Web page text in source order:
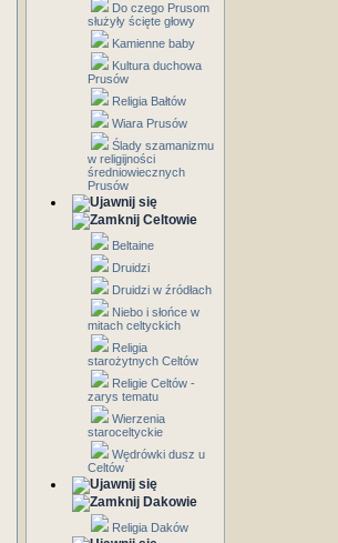
Do czego Prusom
służyły ścięte głowy
Kamienne baby
Kultura duchowa
Prusów
Religia Bałtów
Wiara Prusów
Ślady szamanizmu
w religijności
średniowiecznych
Prusów
Celtowie
Beltaine
Druidzi
Druidzi w źródłach
Niebo i słońce w
mitach celtyckich
Religia
starożytnych Celtów
Religie Celtów -
zarys tematu
Wierzenia
staroceltyckie
Wędrówki dusz u
Celtów
Dakowie
Religia Daków